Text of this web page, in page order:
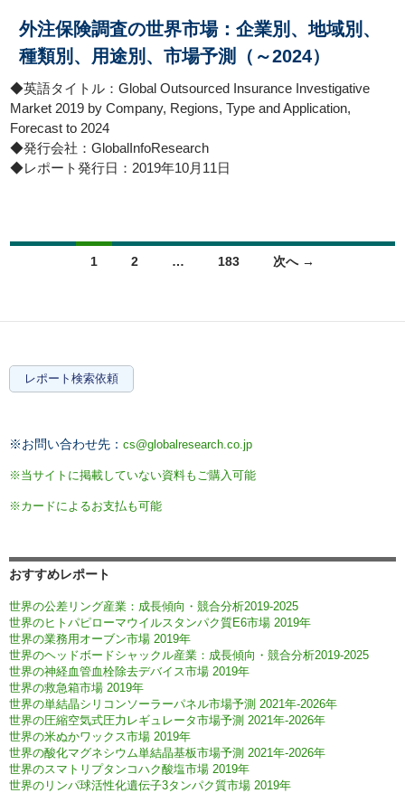
外注保険調査の世界市場：企業別、地域別、
種類別、用途別、市場予測（～2024）
◆英語タイトル：Global Outsourced Insurance Investigative
Market 2019 by Company, Regions, Type and Application,
Forecast to 2024
◆発行会社：GlobalInfoResearch
◆レポート発行日：2019年10月11日
投稿ナビゲーション
1 2 … 183 次へ →
レポート検索依頼
※お問い合わせ先： cs@globalresearch.co.jp
※当サイトに掲載していない資料もご購入可能
※カードによるお支払も可能
おすすめレポート
世界の公差リング産業：成長傾向・競合分析2019-2025
世界のヒトパピローマウイルスタンパク質E6市場 2019年
世界の業務用オーブン市場 2019年
世界のヘッドボードシャックル産業：成長傾向・競合分析2019-2025
世界の神経血管血栓除去デバイス市場 2019年
世界の救急箱市場 2019年
世界の単結晶シリコンソーラーパネル市場予測 2021年-2026年
世界の圧縮空気式圧力レギュレータ市場予測 2021年-2026年
世界の米ぬかワックス市場 2019年
世界の酸化マグネシウム単結晶基板市場予測 2021年-2026年
世界のスマトリプタンコハク酸塩市場 2019年
世界のリンパ球活性化遺伝子3タンパク質市場 2019年